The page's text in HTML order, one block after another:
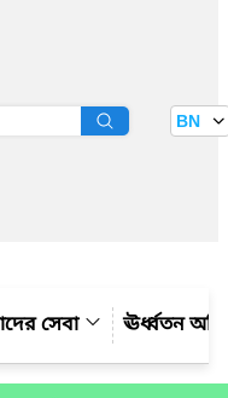
BN
সেবা ঊর্ধ্বতন